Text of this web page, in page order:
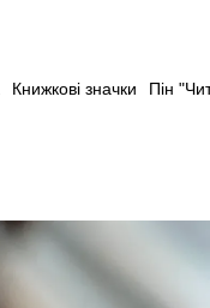
Книжкові значки Пін